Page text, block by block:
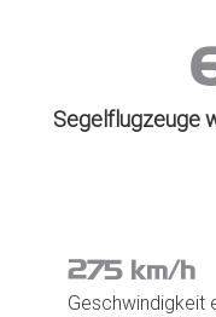
Segelflugzeuge
276 km/h
Geschwindigkeit